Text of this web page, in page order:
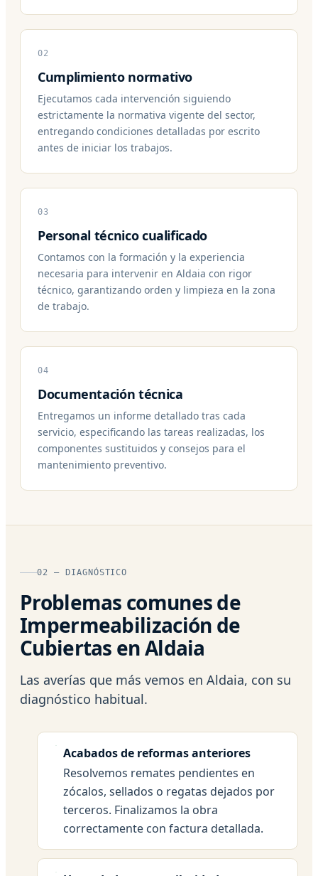
02
Cumplimiento normativo
Ejecutamos cada intervención siguiendo
estrictamente la normativa vigente del sector,
entregando condiciones detalladas por escrito
antes de iniciar los trabajos.
03
Personal técnico cualificado
Contamos con la formación y la experiencia
necesaria para intervenir en Aldaia con rigor
técnico, garantizando orden y limpieza en la zona
de trabajo.
04
Documentación técnica
Entregamos un informe detallado tras cada
servicio, especificando las tareas realizadas, los
componentes sustituidos y consejos para el
mantenimiento preventivo.
02 — DIAGNÓSTICO
Problemas comunes de
Impermeabilización de
Cubiertas en Aldaia
Las averías que más vemos en Aldaia, con su
diagnóstico habitual.
Acabados de reformas anteriores
Resolvemos remates pendientes en
zócalos, sellados o regatas dejados por
terceros. Finalizamos la obra
correctamente con factura detallada.